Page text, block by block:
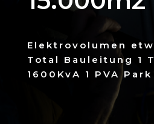
Elektrovolumen
Total Bauleitung 1
1600KvA 1 PVA